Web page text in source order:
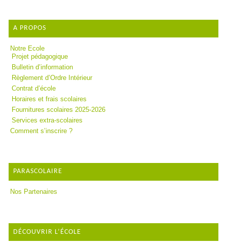
A PROPOS
Notre Ecole
Projet pédagogique
Bulletin d’information
Règlement d’Ordre Intérieur
Contrat d’école
Horaires et frais scolaires
Fournitures scolaires 2025-2026
Services extra-scolaires
Comment s’inscrire ?
PARASCOLAIRE
Nos Partenaires
DÉCOUVRIR L’ÉCOLE